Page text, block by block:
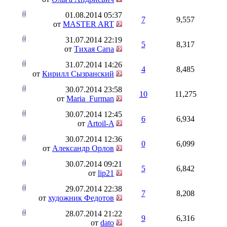
01.08.2014 05:37
от MASTER ART
7 9,557
31.07.2014 22:19
от Тихая Сапа
5 8,317
31.07.2014 14:26
от Кирилл Сызранский
4 8,485
30.07.2014 23:58
от Maria_Furman
10 11,275
30.07.2014 12:45
от Artoil-A
6 6,934
30.07.2014 12:36
от Александр Орлов
0 6,099
30.07.2014 09:21
от lip21
5 6,842
29.07.2014 22:38
от художник Федотов
7 8,208
28.07.2014 21:22
от dato
9 6,316